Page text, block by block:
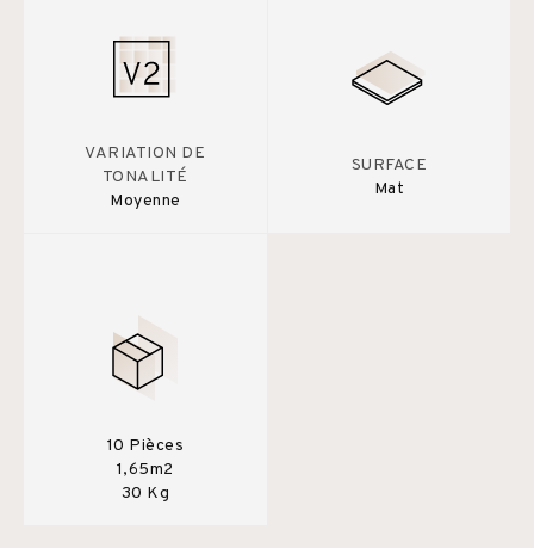
VARIATION DE
TONALITÉ
Moyenne
SURFACE
Mat
10 Pièces
1,65m2
30 Kg